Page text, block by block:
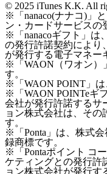
© 2025 iTunes K.K. All
※「nanaco(ナナコ)」
ン・カードサービスの
※「nanacoギフト」は
の発行許諾契約により
が発行する電子マネー
※「WAON（ワオン）
す。
※「WAON POINT」は
※「WAON POINTeギ
会社が発行許諾するサ
ョン株式会社は、その
す。
※「Ponta」は、株式
録商標です。
※「Pontaポイント コ
ケティングとの発行許
ョン株式会社が発行す